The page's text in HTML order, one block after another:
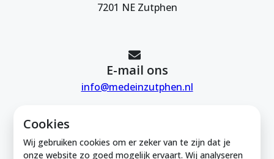
Cookies
Wij gebruiken cookies om er zeker van te zijn dat je
onze website zo goed mogelijk ervaart. Wij analyseren
7201 NE Zutphen
E-mail ons
info@medeinzutphen.nl